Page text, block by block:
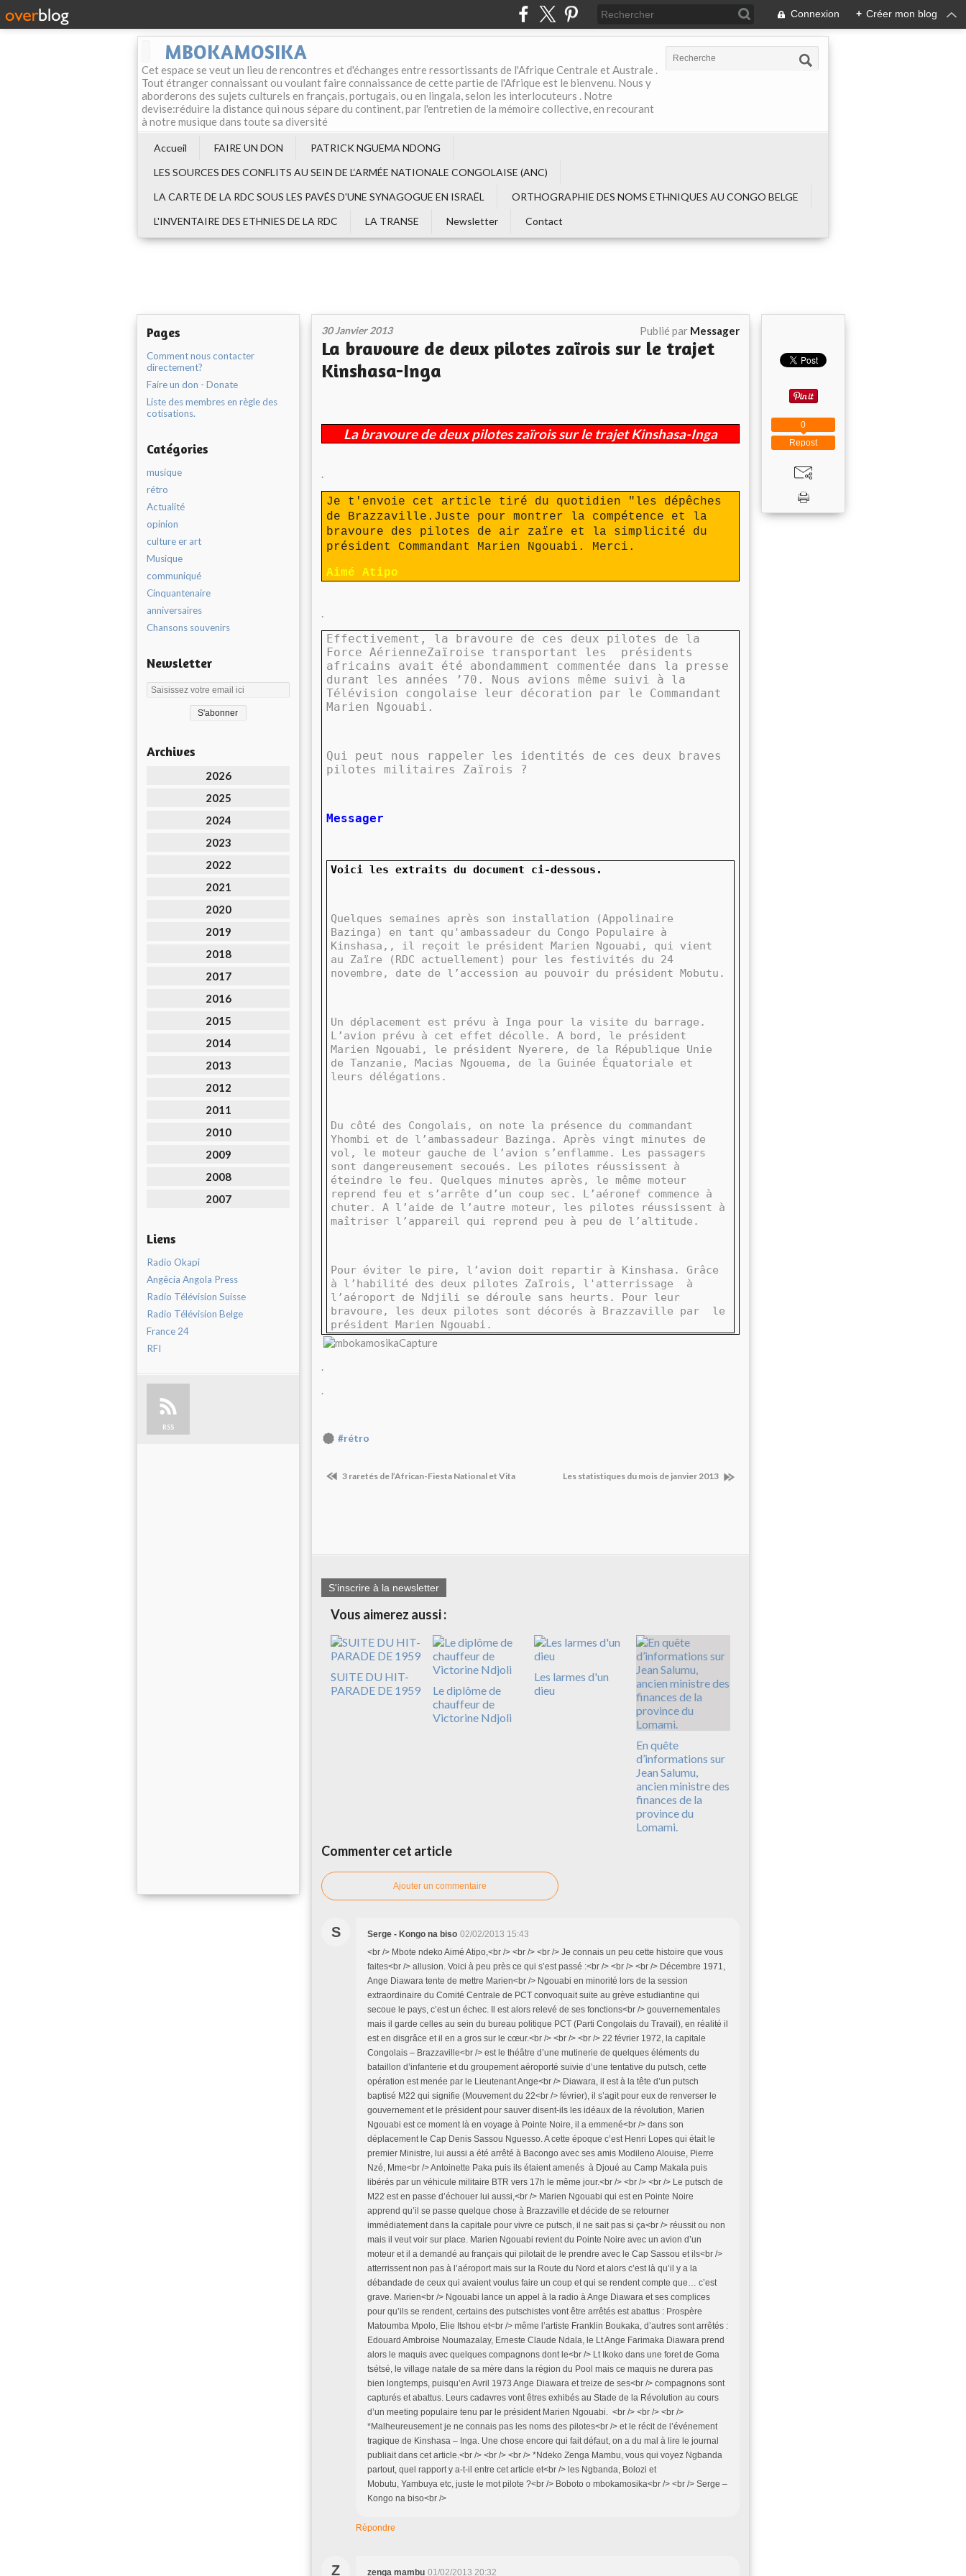
Connexion + Créer mon blog
MBOKAMOSIKA
Cet espace se veut un lieu de rencontres et d'échanges entre ressortissants de l'Afrique Centrale et Australe .
Tout étranger connaissant ou voulant faire connaissance de cette partie de l'Afrique est le bienvenu. Nous y
aborderons des sujets culturels en français, portugais, ou en lingala, selon les interlocuteurs . Notre
devise:réduire la distance qui nous sépare du continent, par l'entretien de la mémoire collective, en recourant
à notre musique dans toute sa diversité
Accueil FAIRE UN DON
PATRICK NGUEMA NDONG
LES SOURCES DES CONFLITS AU SEIN DE L‘ARMÉE NATIONALE CONGOLAISE (ANC)
LA CARTE DE LA RDC SOUS LES PAVÉS D'UNE SYNAGOGUE EN ISRAËL
ORTHOGRAPHIE DES NOMS ETHNIQUES AU CONGO BELGE
L'INVENTAIRE DES ETHNIES DE LA RDC
LA TRANSE Newsletter Contact
Pages
Comment nous contacter
directement?
Faire un don - Donate
Liste des membres en règle des
cotisations.
Catégories
musique
rétro
Actualité
opinion
culture er art
Musique
communiqué
Cinquantenaire
anniversaires
Chansons souvenirs
Newsletter
Archives
2026
2025
2024
2023
2022
2021
2020
2019
2018
2017
2016
2015
2014
2013
2012
2011
2010
2009
2008
2007
Liens
Radio Okapi
Angêcia Angola Press
Radio Télévision Suisse
Radio Télévision Belge
France 24
RFI
RSS
30 Janvier 2013 Publié par Messager
La bravoure de deux pilotes zaïrois sur le trajet
Kinshasa-Inga
La bravoure de deux pilotes zaïrois sur le trajet Kinshasa-Inga
.
Je t' envoie cet article tiré du quotidien "les dépêches
de Brazzaville.Juste pour montrer la compétence et la
bravoure des pilotes de air zaïre et la simplicité du
président Commandant Marien Ngouabi. Merci.
Aimé Atipo
Effectivement, la bravoure de ces deux pilotes de la
Force AérienneZaïroise transportant les
présidents
africains avait été abondamment commentée dans la presse
durant les années ’70. Nous avions même suivi à la
Télévision congolaise leur décoration par le Commandant
Marien Ngouabi.
Qui peut nous rappeler les identités de ces deux braves
pilotes militaires Zaïrois ?
Messager
Voici les extraits du document ci-dessous.
Quelques semaines après son installation (Appolinaire
Bazinga) en tant qu'ambassadeur du Congo Populaire à
Kinshasa,, il reçoit le président Marien Ngouabi, qui vient
au Zaïre (RDC actuellement) pour les festivités du 24
novembre, date de l’accession au pouvoir du président Mobutu.
Un déplacement est prévu à Inga pour la visite du barrage.
L’avion prévu à cet effet décolle. A bord, le président
Marien Ngouabi, le président Nyerere, de la République Unie
de Tanzanie, Macias Ngouema, de la Guinée Équatoriale et
leurs délégations.
Du côté des Congolais, on note la présence du commandant
Yhombi et de l’ambassadeur Bazinga. Après vingt minutes de
vol, le moteur gauche de l’avion s’enflamme. Les passagers
sont dangereusement secoués. Les pilotes réussissent à
éteindre le feu. Quelques minutes après, le même moteur
reprend feu et s’arrête d’un coup sec. L’aéronef commence à
chuter. A l’aide de l’autre moteur, les pilotes réussissent à
maîtriser l’appareil qui reprend peu à peu de l’altitude.
Pour éviter le pire, l’avion doit repartir à Kinshasa. Grâce
à l’habilité des deux pilotes Zaïrois, l'atterrissage
à
l’aéroport de Ndjili se déroule sans heurts. Pour leur
bravoure, les deux pilotes sont décorés à Brazzaville par
le
président Marien Ngouabi.
.
.
#rétro
3 raretés de l’African-Fiesta National et Vita Les statistiques du mois de janvier 2013
S'inscrire à la newsletter
Vous aimerez aussi :
SUITE DU HIT-
PARADE DE 1959
Le diplôme de
chauffeur de
Victorine Ndjoli
Les larmes d'un
dieu
En quête
d’informations sur
Jean Salumu,
ancien ministre des
finances de la
province du
Lomami.
Commenter cet article
Ajouter un commentaire
S Serge - Kongo na biso 02/02/2013 15:43
<br /> Mbote ndeko Aimé Atipo,<br /> <br /> <br /> Je connais un peu cette histoire que vous
faites<br /> allusion. Voici à peu près ce qui s’est passé :<br /> <br /> <br /> Décembre 1971,
Ange Diawara tente de mettre Marien<br /> Ngouabi en minorité lors de la session
extraordinaire du Comité Centrale de PCT convoquait suite au grève estudiantine qui
secoue le pays, c’est un échec. Il est alors relevé de ses fonctions<br /> gouvernementales
mais il garde celles au sein du bureau politique PCT (Parti Congolais du Travail), en réalité il
est en disgrâce et il en a gros sur le cœur.<br /> <br /> <br /> 22 février 1972, la capitale
Congolais – Brazzaville<br /> est le théâtre d’une mutinerie de quelques éléments du
bataillon d’infanterie et du groupement aéroporté suivie d’une tentative du putsch, cette
opération est menée par le Lieutenant Ange<br /> Diawara, il est à la tête d’un putsch
baptisé M22 qui signifie (Mouvement du 22<br /> février), il s’agit pour eux de renverser le
gouvernement et le président pour sauver disent-ils les idéaux de la révolution, Marien
Ngouabi est ce moment là en voyage à Pointe Noire, il a emmené<br /> dans son
déplacement le Cap Denis Sassou Nguesso. A cette époque c’est Henri Lopes qui était le
premier Ministre, lui aussi a été arrêté à Bacongo avec ses amis Modileno Alouise, Pierre
Nzé, Mme<br /> Antoinette Paka puis ils étaient amenés à Djoué au Camp Makala puis
libérés par un véhicule militaire BTR vers 17h le même jour.<br /> <br /> <br /> Le putsch de
M22 est en passe d’échouer lui aussi,<br /> Marien Ngouabi qui est en Pointe Noire
apprend qu’il se passe quelque chose à Brazzaville et décide de se retourner
immédiatement dans la capitale pour vivre ce putsch, il ne sait pas si ça<br /> réussit ou non
mais il veut voir sur place. Marien Ngouabi revient du Pointe Noire avec un avion d’un
moteur et il a demandé au français qui pilotait de le prendre avec le Cap Sassou et ils<br />
atterrissent non pas à l’aéroport mais sur la Route du Nord et alors c’est là qu’il y a la
débandade de ceux qui avaient voulus faire un coup et qui se rendent compte que… c’est
grave. Marien<br /> Ngouabi lance un appel à la radio à Ange Diawara et ses complices
pour qu’ils se rendent, certains des putschistes vont être arrêtés est abattus : Prospère
Matoumba Mpolo, Elie Itshou et<br /> même l’artiste Franklin Boukaka, d’autres sont arrêtés :
Edouard Ambroise Noumazalay, Erneste Claude Ndala, le Lt Ange Farimaka Diawara prend
alors le maquis avec quelques compagnons dont le<br /> Lt Ikoko dans une foret de Goma
tsétsé, le village natale de sa mère dans la région du Pool mais ce maquis ne durera pas
bien longtemps, puisqu’en Avril 1973 Ange Diawara et treize de ses<br /> compagnons sont
capturés et abattus. Leurs cadavres vont êtres exhibés au Stade de la Révolution au cours
d’un meeting populaire tenu par le président Marien Ngouabi. <br /> <br /> <br />
*Malheureusement je ne connais pas les noms des pilotes<br /> et le récit de l’événement
tragique de Kinshasa – Inga. Une chose encore qui fait défaut, on a du mal à lire le journal
publiait dans cet article.<br /> <br /> <br /> *Ndeko Zenga Mambu, vous qui voyez Ngbanda
partout, quel rapport y a-t-il entre cet article et<br /> les Ngbanda, Bolozi et
Mobutu, Yambuya etc, juste le mot pilote ?<br /> Boboto o mbokamosika<br /> <br /> Serge –
Kongo na biso<br />
Répondre
Z zenga mambu 01/02/2013 20:32
Repost
0